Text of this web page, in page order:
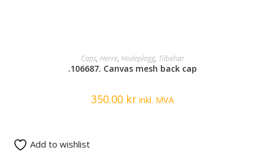
SELECT OPTIONS
Caps, Herre, Hodeplagg, Tilbehør
.106687. Canvas mesh back cap
350.00 kr inkl. MVA
Add to wishlist